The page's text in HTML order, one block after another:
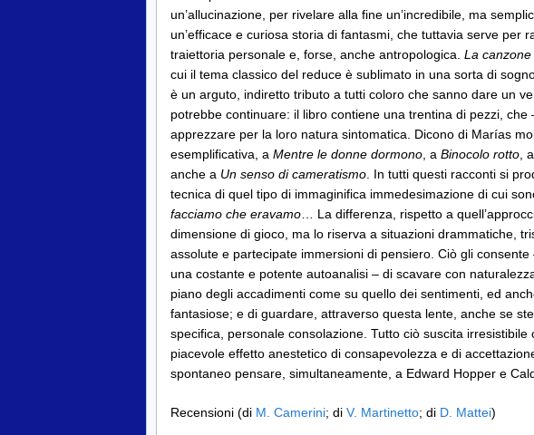
un’allucinazione, per rivelare alla fine un’incredibile, ma
un’efficace e curiosa storia di fantasmi, che tuttavia serve per
traiettoria personale e, forse, anche antropologica. La
cui il tema classico del reduce è sublimato in una sorta di
è un arguto, indiretto tributo a tutti coloro che sanno dare un
potrebbe continuare: il libro contiene una trentina di pezzi,
apprezzare per la loro natura sintomatica. Dicono di Marías
esemplificativa, a Mentre le donne dormono , a Binocolo rotto , a
anche a Un senso di cameratismo . In tutti questi racconti si
tecnica di quel tipo di immaginifica immedesimazione di cui
facciamo che eravamo … La differenza, rispetto a
dimensione di gioco, ma lo riserva a situazioni drammatiche,
assolute e partecipate immersioni di pensiero. Ciò gli
una costante e potente autoanalisi – di scavare con
piano degli accadimenti come su quello dei sentimenti, ed
fantasiose; e di guardare, attraverso questa lente, anche se
specifica, personale consolazione. Tutto ciò suscita
piacevole effetto anestetico di consapevolezza e di
spontaneo pensare, simultaneamente, a Edward Hopper e
Recensioni (di M. Camerini; di V. Martinetto; di D. Mattei)